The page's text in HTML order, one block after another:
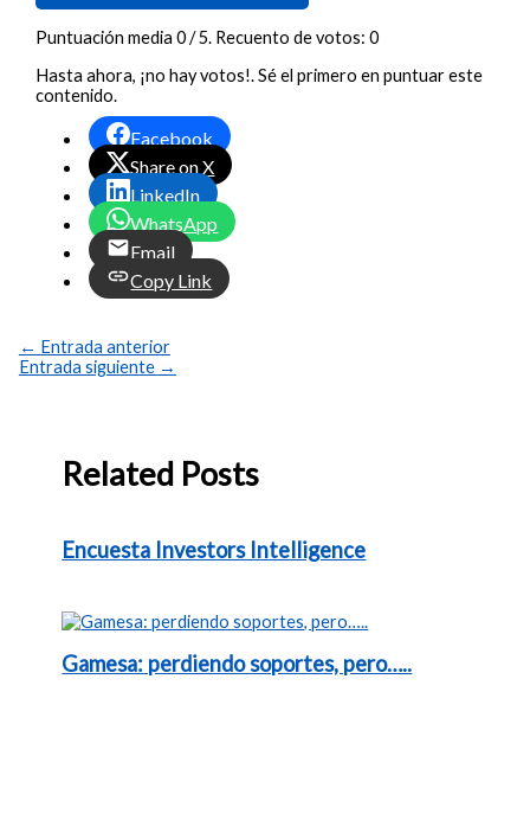
Puntuación media0/ 5. Recuento de votos:0
Hasta ahora, ¡no hay votos!. Sé el primero en puntuar este
contenido.
Facebook
Share on X
LinkedIn
WhatsApp
Email
Copy Link
← Entrada anterior
Entrada siguiente →
Related Posts
Encuesta Investors Intelligence
Gamesa: perdiendo soportes, pero…..